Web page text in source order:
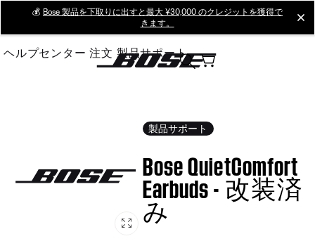
Main
💰 Bose 製品を下取りに出すと最大 ¥30,000 のクレジットを獲得で
きます。
ヘルプセンター 注文 製品サポート
製品サポート
Bose QuietComfort
Earbuds - 改装済
み